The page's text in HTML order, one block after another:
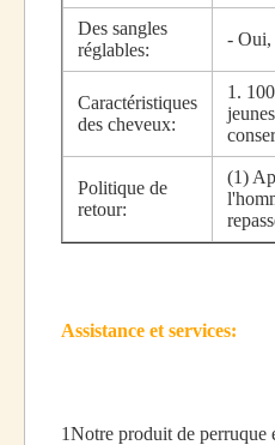
Des sangles
réglables:
- Oui,
Caractéristiques
des cheveux:
1.
Politique de
retour:
(1)
Assistance et services:
1Notre produit de perruque